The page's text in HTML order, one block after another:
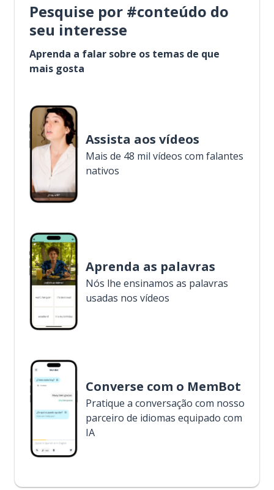
Pesquise por #conteúdo do
seu interesse
Aprenda a falar sobre os temas de que
mais gosta
Assista aos vídeos
Mais de 48 mil vídeos com falantes
nativos
Aprenda as palavras
Nós lhe ensinamos as palavras
usadas nos vídeos
Converse com o MemBot
Pratique a conversação com nosso
parceiro de idiomas equipado com
IA